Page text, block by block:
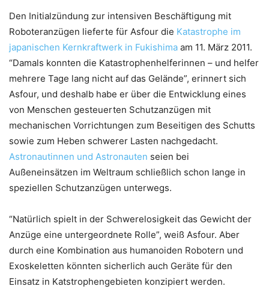
Den Initialzündung zur intensiven Beschäftigung mit
Roboteranzügen lieferte für Asfour die Katastrophe im
japanischen Kernkraftwerk in Fukishima am 11. März 2011.
“Damals konnten die Katastrophenhelferinnen – und helfer
mehrere Tage lang nicht auf das Gelände”, erinnert sich
Asfour, und deshalb habe er über die Entwicklung eines
von Menschen gesteuerten Schutzanzügen mit
mechanischen Vorrichtungen zum Beseitigen des Schutts
sowie zum Heben schwerer Lasten nachgedacht.
Astronautinnen und Astronauten seien bei
Außeneinsätzen im Weltraum schließlich schon lange in
speziellen Schutzanzügen unterwegs.
“Natürlich spielt in der Schwerelosigkeit das Gewicht der
Anzüge eine untergeordnete Rolle”, weiß Asfour. Aber
durch eine Kombination aus humanoiden Robotern und
Exoskeletten könnten sicherlich auch Geräte für den
Einsatz in Katstrophengebieten konzipiert werden.